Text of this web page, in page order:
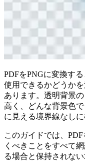
PDFをPNGに変換す
使用できるかどうか
あります。透明背景
高く、どんな背景色
に見える境界線なしに
このガイドでは、
くべきことをすべて
る場合と保持されな